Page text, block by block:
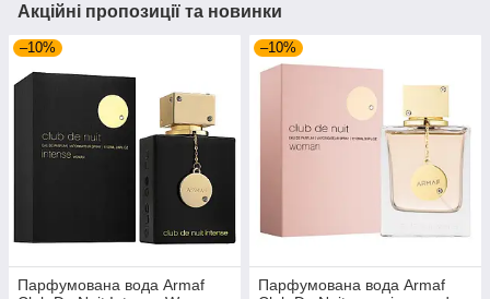
Акційні пропозиції та новинки
–10%
Парфумована вода Armaf
–10%
Парфумована вода Armaf